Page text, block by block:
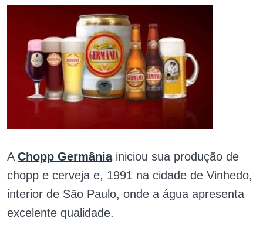
A Chopp Germâniainiciou sua produção de
chopp e cerveja e, 1991 na cidade de Vinhedo,
interior de São Paulo, onde a água apresenta
excelente qualidade.